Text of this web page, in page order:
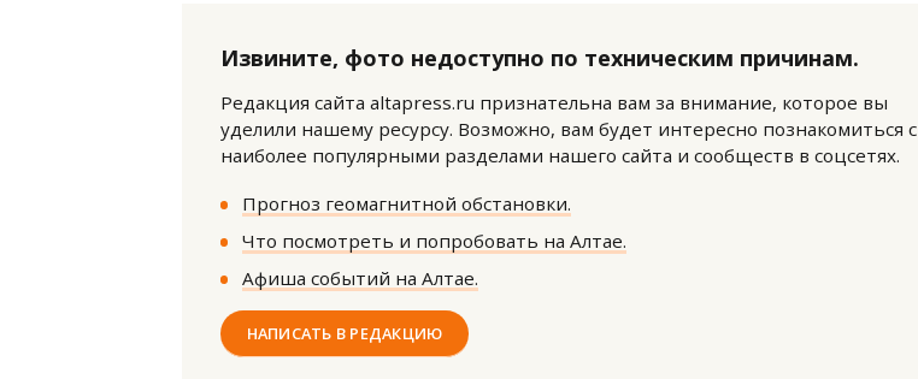
Извините, фото недоступно по техническим причинам.
Редакция сайта altapress.ru признательна вам за внимание, которое вы
уделили нашему ресурсу. Возможно, вам будет интересно познакомиться с
наиболее популярными разделами нашего сайта и сообществ в соцсетях.
Прогноз геомагнитной обстановки.
Что посмотреть и попробовать на Алтае.
Афиша событий на Алтае.
НАПИСАТЬ В РЕДАКЦИЮ